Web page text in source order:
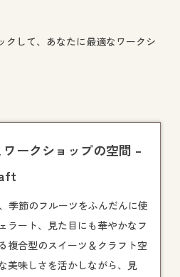
クして、あなたに最適なワークシ
ークショップの空間 –
季節のフルーツをふんだんに使
ラート、見た目にも華やかなフ
複合型のスイーツ＆クラフト空
美味しさを活かしながら、見